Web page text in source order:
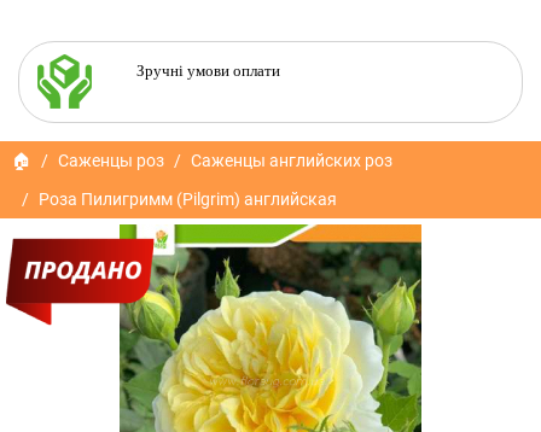
Зручні умови оплати
🏠 Саженцы роз
Саженцы английских роз
Роза Пилигримм (Pilgrim) английская